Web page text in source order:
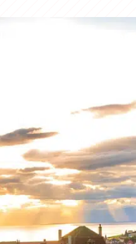
Hébergements et
restauration
Randonnées et
transports